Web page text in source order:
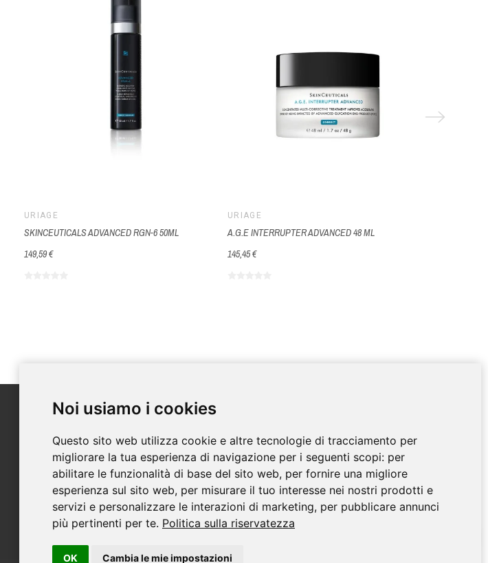
Noi usiamo i cookies
Questo sito web utilizza cookie e altre tecnologie di tracciamento per
migliorare la tua esperienza di navigazione per i seguenti scopi: per
abilitare le funzionalità di base del sito web, per fornire una migliore
esperienza sul sito web, per misurare il tuo interesse nei nostri prodotti e
servizi e personalizzare le interazioni di marketing, per pubblicare annunci
più pertinenti per te. Politica sulla riservatezza
OK Cambia le mie impostazioni
URIAGE
SKINCEUTICALS ADVANCED RGN-6 50ML
149,59 €
URIAGE
A.G.E INTERRUPTER ADVANCED 48 ML
145,45 €
SERVIZIO AL CLIENTI
Spedizioni e Resi
Avviso legale e termini e
condizioni
Pagamento sicuro
Su NUR
Av. Miramar, 3, 07871 Es
Pujols, Formentera, Illes
Balears, España
info@nurformentera.com